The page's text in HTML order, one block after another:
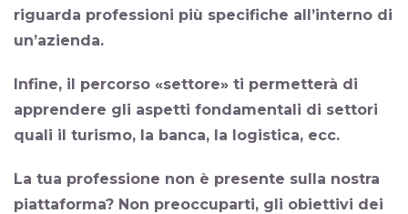
riguarda professioni più specifiche all’interno di
un’azienda.
Infine, il percorso «settore» ti permetterà di
apprendere gli aspetti fondamentali di settori
quali il turismo, la banca, la logistica, ecc.
La tua professione non è presente sulla nostra
piattaforma? Non preoccuparti, gli obiettivi dei